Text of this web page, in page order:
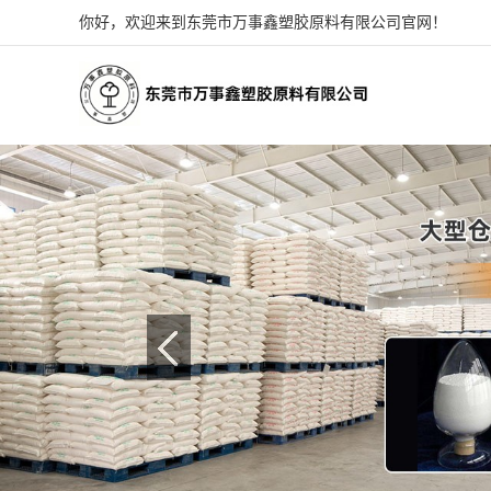
你好，欢迎来到东莞市万事鑫塑胶原料有限公司官网！